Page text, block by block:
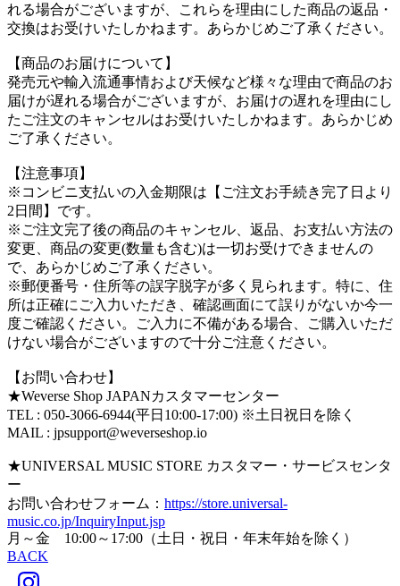
れる場合がございますが、これらを理由にした商品の返品・
交換はお受けいたしかねます。あらかじめご了承ください。
【商品のお届けについて】
発売元や輸入流通事情および天候など様々な理由で商品のお
届けが遅れる場合がございますが、お届けの遅れを理由にし
たご注文のキャンセルはお受けいたしかねます。あらかじめ
ご了承ください。
【注意事項】
※コンビニ支払いの入金期限は【ご注文お手続き完了日より
2日間】です。
※ご注文完了後の商品のキャンセル、返品、お支払い方法の
変更、商品の変更(数量も含む)は一切お受けできませんの
で、あらかじめご了承ください。
※郵便番号・住所等の誤字脱字が多く見られます。特に、住
所は正確にご入力いただき、確認画面にて誤りがないか今一
度ご確認ください。ご入力に不備がある場合、ご購入いただ
けない場合がございますので十分ご注意ください。
【お問い合わせ】
★Weverse Shop JAPANカスタマーセンター
TEL : 050-3066-6944(平日10:00-17:00) ※土日祝日を除く
MAIL : jpsupport@weverseshop.io
★UNIVERSAL MUSIC STORE カスタマー・サービスセンタ
ー
お問い合わせフォーム： https://store.universal-
music.co.jp/InquiryInput.jsp
月～金 10:00～17:00（土日・祝日・年末年始を除く）
BACK